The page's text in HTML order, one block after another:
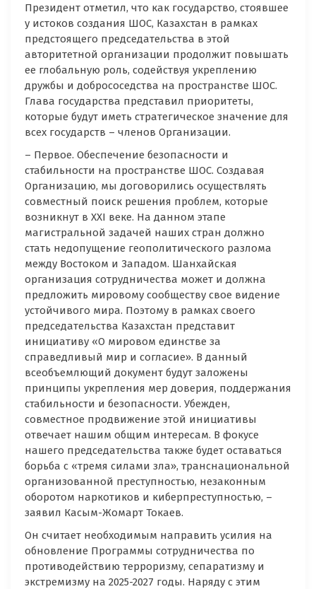
Президент отметил, что как государство, стоявшее
у истоков создания ШОС, Казахстан в рамках
предстоящего председательства в этой
авторитетной организации продолжит повышать
ее глобальную роль, содействуя укреплению
дружбы и добрососедства на пространстве ШОС.
Глава государства представил приоритеты,
которые будут иметь стратегическое значение для
всех государств – членов Организации.
– Первое. Обеспечение безопасности и
стабильности на пространстве ШОС. Создавая
Организацию, мы договорились осуществлять
совместный поиск решения проблем, которые
возникнут в XXI веке. На данном этапе
магистральной задачей наших стран должно
стать недопущение геополитического разлома
между Востоком и Западом. Шанхайская
организация сотрудничества может и должна
предложить мировому сообществу свое видение
устойчивого мира. Поэтому в рамках своего
председательства Казахстан представит
инициативу «О мировом единстве за
справедливый мир и согласие». В данный
всеобъемлющий документ будут заложены
принципы укрепления мер доверия, поддержания
стабильности и безопасности. Убежден,
совместное продвижение этой инициативы
отвечает нашим общим интересам. В фокусе
нашего председательства также будет оставаться
борьба с «тремя силами зла», транснациональной
организованной преступностью, незаконным
оборотом наркотиков и киберпреступностью, –
заявил Касым-Жомарт Токаев.
Он считает необходимым направить усилия на
обновление Программы сотрудничества по
противодействию терроризму, сепаратизму и
экстремизму на 2025-2027 годы. Наряду с этим